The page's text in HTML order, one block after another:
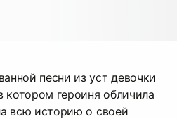
песни из уст девочки
котором героиня обличила
всю историю о своей